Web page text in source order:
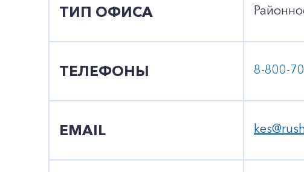
ТИП ОФИСА
ТЕЛЕФОНЫ 8-800-
EMAIL